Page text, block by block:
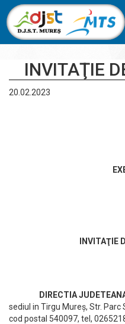
INVITAŢIE
20.02.2023
Nagy-
INVITAŢIE
DIRECTIA
sediul in Tirgu Mureș, Str. Parc
cod postal 540097, tel,